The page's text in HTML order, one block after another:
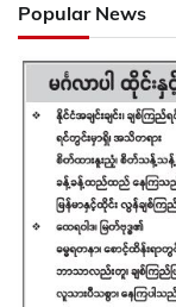
Popular News